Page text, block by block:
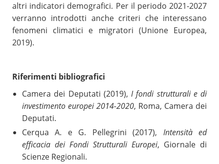
altri indicatori demografici. Per il periodo 2021-2027
verranno introdotti anche criteri che interessano
fenomeni climatici e migratori (Unione Europea,
2019).
Riferimenti bibliografici
Camera dei Deputati (2019), I fondi strutturali e di
investimento europei 2014-2020, Roma, Camera dei
Deputati.
Cerqua A. e G. Pellegrini (2017), Intensità ed
efficacia dei Fondi Strutturali Europei, Giornale di
Scienze Regionali.